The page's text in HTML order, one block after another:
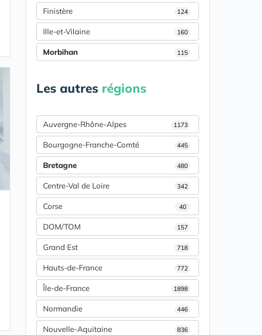
Finistère 124
Ille-et-Vilaine 160
Morbihan 115
Les autres régions
Auvergne-Rhône-Alpes 1173
Bourgogne-Franche-Comté 445
Bretagne 480
Centre-Val de Loire 342
Corse 40
DOM/TOM 157
Grand Est 718
Hauts-de-France 772
Île-de-France 1898
Normandie 446
Nouvelle-Aquitaine 836